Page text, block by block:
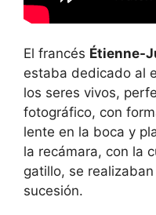
El francés Étienne-
estaba dedicado al
los seres vivos,
fotográfico, con
lente en la boca y
la recámara, con la
gatillo, se
sucesión.